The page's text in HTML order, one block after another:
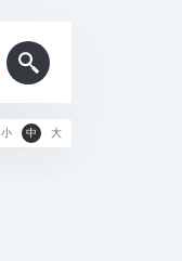
小 中 大